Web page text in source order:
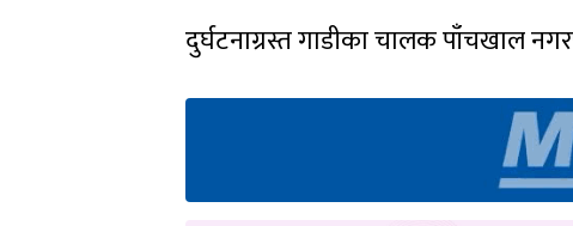
दुर्घटनाग्रस्त गाडीका चालक पाँचखाल